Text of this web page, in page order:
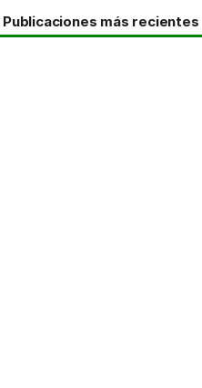
Publicaciones más recientes